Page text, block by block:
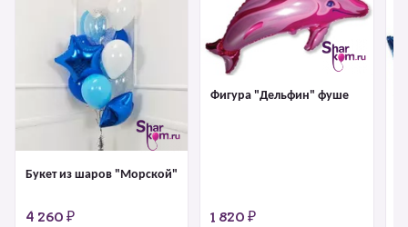
Букет из шаров "Морской"
4 260 ₽
Фигура "Дельфин" фуше
1 820 ₽